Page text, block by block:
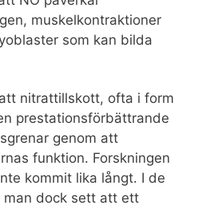
muskelkontraktioner
som kan bilda
nitrattillskott, ofta i form
prestationsförbättrande
genom att
funktion. Forskningen
kommit lika långt. I de
man dock sett att ett